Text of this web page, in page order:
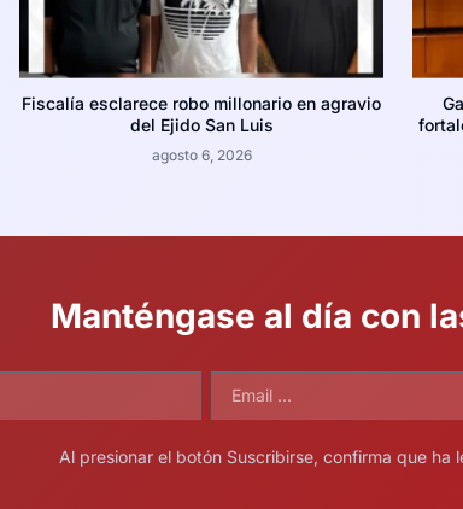
Fiscalía esclarece robo millonario en agravio
del Ejido San Luis
agosto 6, 2026
Manténgase al día con
Al presionar el botón Suscribirse, confirma que ha